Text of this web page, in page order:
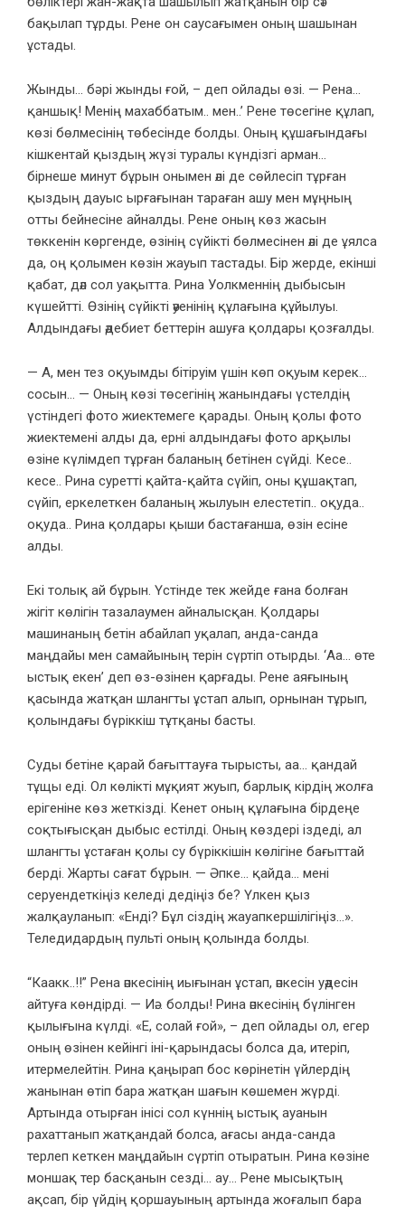
бақылап тұрды. Рене он саусағымен оның шашынан
ұстады.
Жынды… бəрі жынды ғой, – деп ойлады өзі. — Рена…
қаншық! Менің махаббатым.. мен..’ Рене төсегіне құлап,
көзі бөлмесінің төбесінде болды. Оның құшағындағы
кішкентай қыздың жүзі туралы күндізгі арман…
бірнеше минут бұрын онымен әлі де сөйлесіп тұрған
қыздың дауыс ырғағынан тараған ашу мен мұңның
отты бейнесіне айналды. Рене оның көз жасын
төккенін көргенде, өзінің сүйікті бөлмесінен әлі де ұялса
да, оң қолымен көзін жауып тастады. Бір жерде, екінші
қабат, дәл сол уақытта. Рина Уолкменнің дыбысын
күшейтті. Өзінің сүйікті әуенінің құлағына құйылуы.
Алдындағы әдебиет беттерін ашуға қолдары қозғалды.
— А, мен тез оқуымды бітіруім үшін көп оқуым керек…
сосын… — Оның көзі төсегінің жанындағы үстелдің
үстіндегі фото жиектемеге қарады. Оның қолы фото
жиектемені алды да, ерні алдындағы фото арқылы
өзіне күлімдеп тұрған баланың бетінен сүйді. Кесе..
кесе.. Рина суретті қайта-қайта сүйіп, оны құшақтап,
сүйіп, еркелеткен баланың жылуын елестетіп.. оқуда..
оқуда.. Рина қолдары қыши бастағанша, өзін есіне
алды.
Екі толық ай бұрын. Үстінде тек жейде ғана болған
жігіт көлігін тазалаумен айналысқан. Қолдары
машинаның бетін абайлап уқалап, анда-санда
маңдайы мен самайының терін сүртіп отырды. ‘Аа… өте
ыстық екен’ деп өз-өзінен қарғады. Рене аяғының
қасында жатқан шлангты ұстап алып, орнынан тұрып,
қолындағы бүріккіш тұтқаны басты.
Суды бетіне қарай бағыттауға тырысты, аа… қандай
тұщы еді. Ол көлікті мұқият жуып, барлық кірдің жолға
ерігеніне көз жеткізді. Кенет оның құлағына бірдеңе
соқтығысқан дыбыс естілді. Оның көздері іздеді, ал
шлангты ұстаған қолы су бүріккішін көлігіне бағыттай
берді. Жарты сағат бұрын. — Әпке… қайда… мені
серуендеткіңіз келеді дедіңіз бе? Үлкен қыз
жалқауланып: «Енді? Бұл сіздің жауапкершілігіңіз…».
Теледидардың пульті оның қолында болды.
“Каакк..!!” Рена әпкесінің иығынан ұстап, әпкесін уәдесін
айтуға көндірді. — Иә… болды! Рина әпкесінің бүлінген
қылығына күлді. «Е, солай ғой», – деп ойлады ол, егер
оның өзінен кейінгі іні-қарындасы болса да, итеріп,
итермелейтін. Рина қаңырап бос көрінетін үйлердің
жанынан өтіп бара жатқан шағын көшемен жүрді.
Артында отырған інісі сол күннің ыстық ауанын
рахаттанып жатқандай болса, ағасы анда-санда
терлеп кеткен маңдайын сүртіп отыратын. Рина көзіне
моншақ тер басқанын сезді… ау… Рене мысықтың
ақсап, бір үйдің қоршауының артында жоғалып бара